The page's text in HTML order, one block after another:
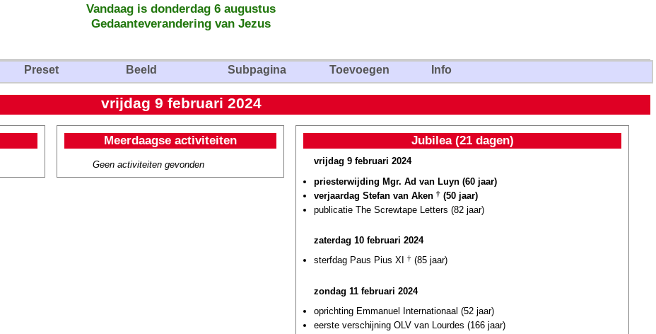
Vandaag is donderdag 6 augustus
Gedaanteverandering van Jezus
Preset Beeld Subpagina Toevoegen Info
vrijdag 9 februari 2024
Meerdaagse activiteiten
Geen activiteiten gevonden
Jubilea (21 dagen)
vrijdag 9 februari 2024
priesterwijding Mgr. Ad van Luyn (60 jaar)
verjaardag Stefan van Aken † (50 jaar)
publicatie The Screwtape Letters (82 jaar)
zaterdag 10 februari 2024
sterfdag Paus Pius XI
† (85 jaar)
zondag 11 februari 2024
oprichting Emmanuel Internationaal (52 jaar)
eerste verschijning OLV van Lourdes (166 jaar)